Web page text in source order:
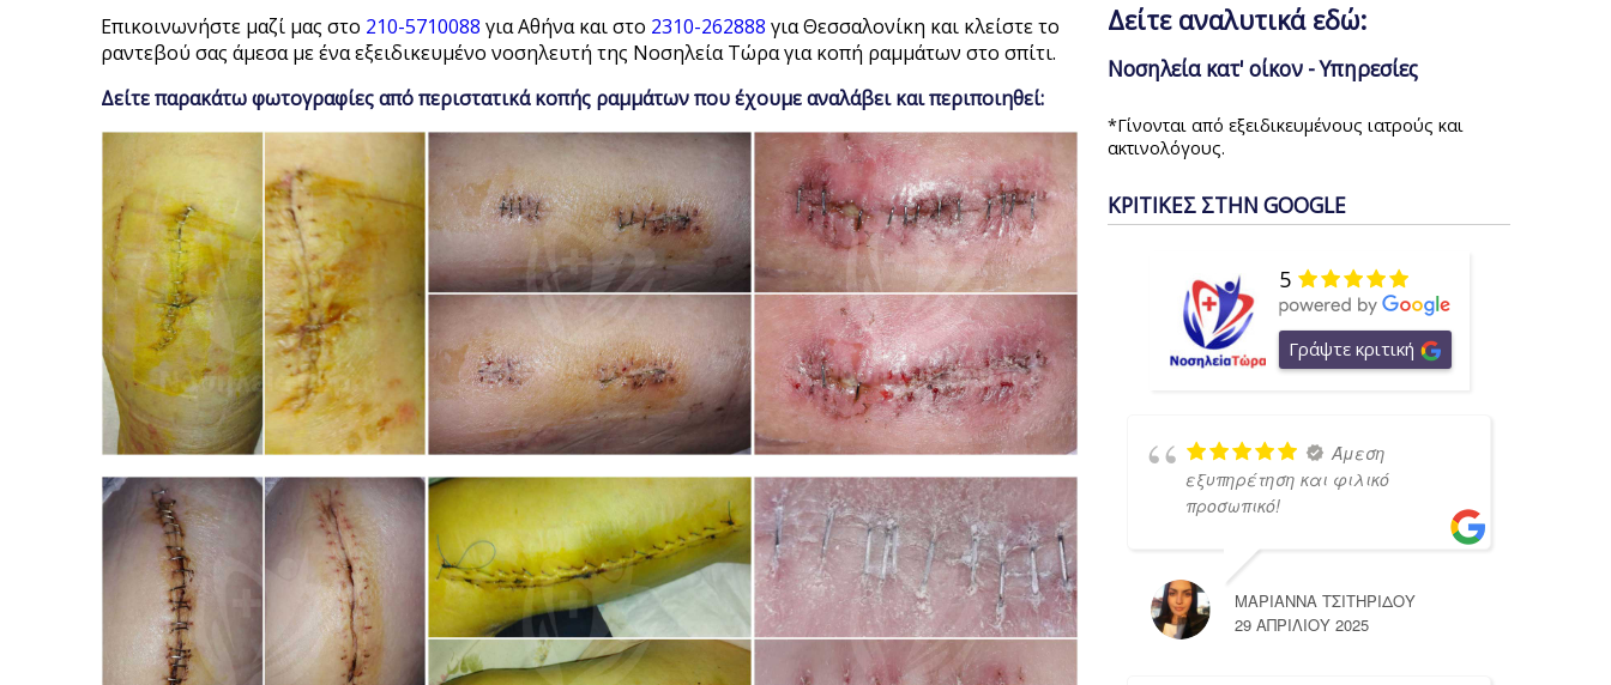
Επικοινωνήστε μαζί μας στο 210-5710088 για Αθήνα και στο 2310-262888 για Θεσσαλονίκη και κλείστε το
ραντεβού σας άμεσα με ένα εξειδικευμένο νοσηλευτή της Νοσηλεία Τώρα για κοπή ραμμάτων στο σπίτι.
Δείτε παρακάτω φωτογραφίες από περιστατικά κοπής ραμμάτων που έχουμε αναλάβει και περιποιηθεί:
Δείτε αναλυτικά εδώ:
Νοσηλεία κατ' οίκον - Υπηρεσίες
*Γίνονται από εξειδικευμένους ιατρούς και
ακτινολόγους.
ΚΡΙΤΙΚΕΣ ΣΤΗΝ GOOGLE
5
Γράψτε κριτική
Άμεση
εξυπηρέτηση και φιλικό
προσωπικό!
ΜΑΡΙΑΝΝΑ ΤΣΙΤΗΡΙΔΟΥ
29 ΑΠΡΙΛΊΟΥ 2025